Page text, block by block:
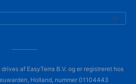
af EasyTerra B.V. og er registreret hos
Holland, nummer 01104443